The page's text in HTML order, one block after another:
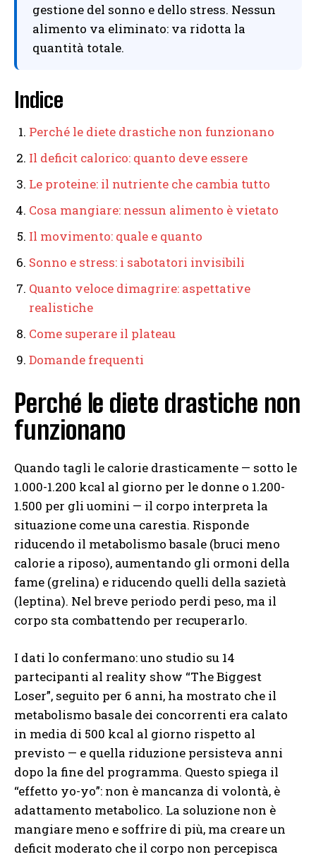
gestione del sonno e dello stress. Nessun
alimento va eliminato: va ridotta la
quantità totale.
Indice
Perché le diete drastiche non funzionano
Il deficit calorico: quanto deve essere
Le proteine: il nutriente che cambia tutto
Cosa mangiare: nessun alimento è vietato
Il movimento: quale e quanto
Sonno e stress: i sabotatori invisibili
Quanto veloce dimagrire: aspettative
realistiche
Come superare il plateau
Domande frequenti
Perché le diete drastiche non
funzionano
Quando tagli le calorie drasticamente — sotto le
1.000-1.200 kcal al giorno per le donne o 1.200-
1.500 per gli uomini — il corpo interpreta la
situazione come una carestia. Risponde
riducendo il metabolismo basale (bruci meno
calorie a riposo), aumentando gli ormoni della
fame (grelina) e riducendo quelli della sazietà
(leptina). Nel breve periodo perdi peso, ma il
corpo sta combattendo per recuperarlo.
I dati lo confermano: uno studio su 14
partecipanti al reality show “The Biggest
Loser”, seguito per 6 anni, ha mostrato che il
metabolismo basale dei concorrenti era calato
in media di 500 kcal al giorno rispetto al
previsto — e quella riduzione persisteva anni
dopo la fine del programma. Questo spiega il
“effetto yo-yo”: non è mancanza di volontà, è
adattamento metabolico. La soluzione non è
mangiare meno e soffrire di più, ma creare un
deficit moderato che il corpo non percepisca